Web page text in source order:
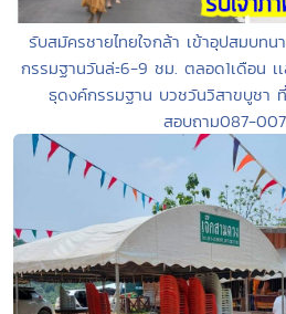
รับสมัครชายไทยใจกล้า เข้าอุปสมบท
กรรมฐานวันล่ะ6-9 ชม. ตลอด1เดือน เ
ธุดงค์กรรมฐาน บวชวันวิสาขบูชา
สอบถาม087-